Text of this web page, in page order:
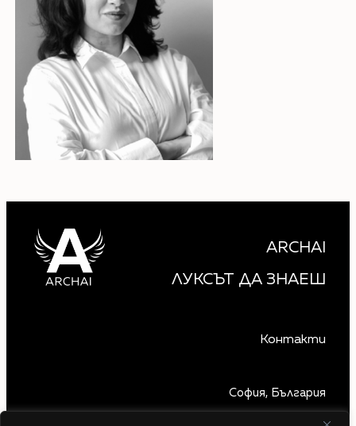
ARCHAI
ЛУКСЪТ ДА ЗНАЕШ
Контакти
София, България